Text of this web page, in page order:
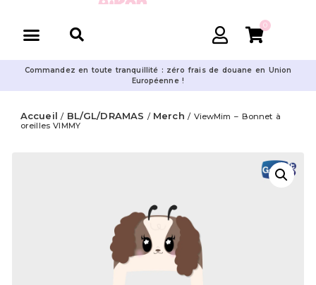
0
Commandez en toute tranquillité : zéro frais de douane en Union
Européenne !
Accueil / BL/GL/DRAMAS / Merch / ViewMim – Bonnet à
oreilles VIMMY